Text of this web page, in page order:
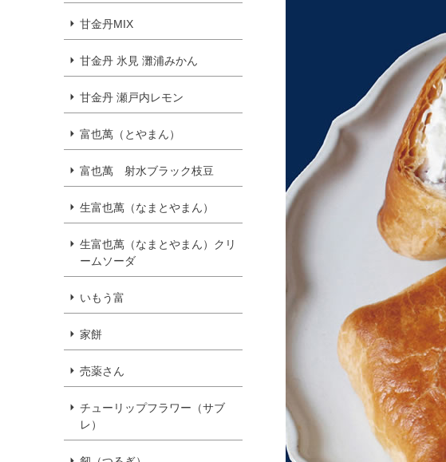
甘金丹MIX
甘金丹 氷見 灘浦みかん
甘金丹 瀬戸内レモン
富也萬（とやまん）
富也萬 射水ブラック枝豆
生富也萬（なまとやまん）
生富也萬（なまとやまん）クリ
ームソーダ
いもう富
家餅
売薬さん
チューリップフラワー（サブ
レ）